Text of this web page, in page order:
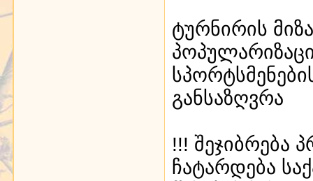
ტურნირის
განსაზღვრა
!!! შეჯიბრება
ჩატარდება